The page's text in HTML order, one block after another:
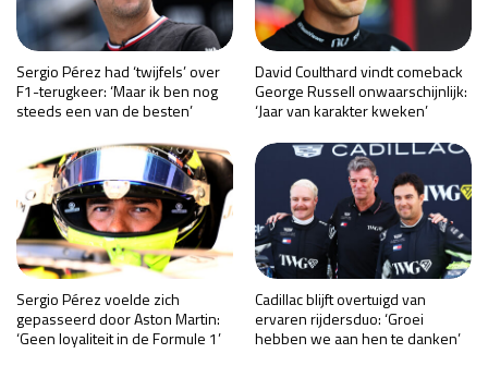
Sergio Pérez had ‘twijfels’ over
F1-terugkeer: ‘Maar ik ben nog
steeds een van de besten’
David Coulthard vindt comeback
George Russell onwaarschijnlijk:
‘Jaar van karakter kweken’
Sergio Pérez voelde zich
gepasseerd door Aston Martin:
‘Geen loyaliteit in de Formule 1’
Cadillac blijft overtuigd van
ervaren rijdersduo: ‘Groei
hebben we aan hen te danken’